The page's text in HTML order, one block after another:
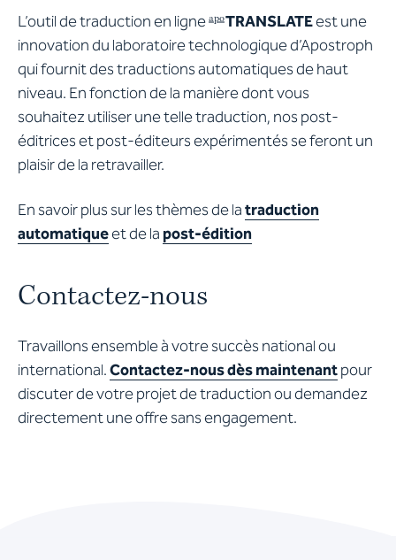
L’outil de traduction en ligne apoTRANSLATEest une
innovation du laboratoire technologique d’Apostroph
qui fournit des traductions automatiques de haut
niveau. En fonction de la manière dont vous
souhaitez utiliser une telle traduction, nos post-
éditrices et post-éditeurs expérimentés se feront un
plaisir de la retravailler.
En savoir plus sur les thèmes de latraduction
automatiqueet de la post-édition
Contactez-nous
Travaillons ensemble à votre succès national ou
international.Contactez-nous dès maintenantpour
discuter de votre projet de traduction ou demandez
directement une offre sans engagement.